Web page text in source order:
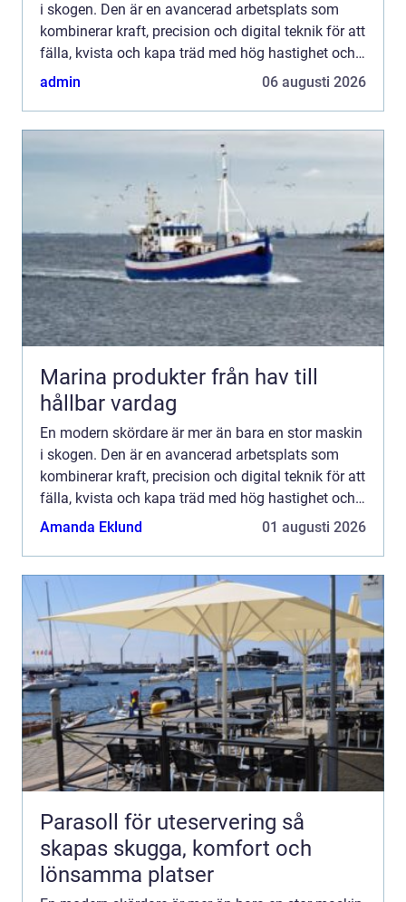
i skogen. Den är en avancerad arbetsplats som
kombinerar kraft, precision och digital teknik för att
fälla, kvista och kapa träd med hög hastighet och
noggrannhet. Med rätt maskin, rätt inställningar
admin 06 augusti 2026
Marina produkter från hav till
hållbar vardag
En modern skördare är mer än bara en stor maskin
i skogen. Den är en avancerad arbetsplats som
kombinerar kraft, precision och digital teknik för att
fälla, kvista och kapa träd med hög hastighet och
noggrannhet. Med rätt maskin, rätt inställningar
Amanda Eklund 01 augusti 2026
Parasoll för uteservering så
skapas skugga, komfort och
lönsamma platser